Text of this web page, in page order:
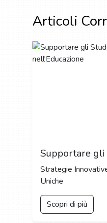
Articoli
Strategie
Uniche
Scopri di più